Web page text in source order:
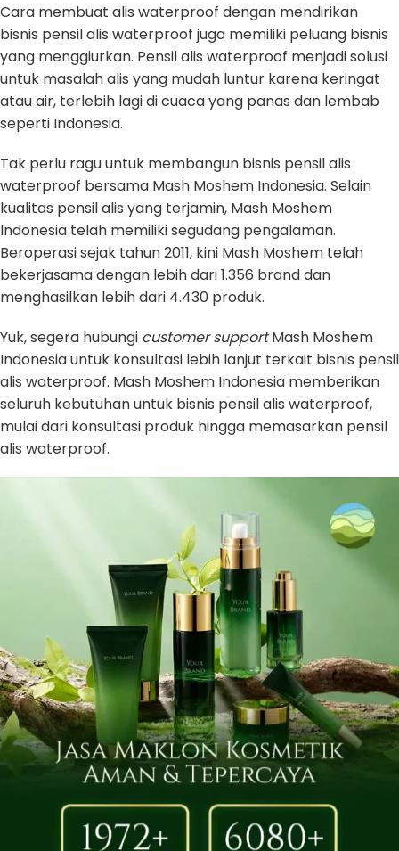
Cara membuat alis waterproof dengan mendirikan
bisnis pensil alis waterproof juga memiliki peluang bisnis
yang menggiurkan. Pensil alis waterproof menjadi solusi
untuk masalah alis yang mudah luntur karena keringat
atau air, terlebih lagi di cuaca yang panas dan lembab
seperti Indonesia.
Tak perlu ragu untuk membangun bisnis pensil alis
waterproof bersama Mash Moshem Indonesia. Selain
kualitas pensil alis yang terjamin, Mash Moshem
Indonesia telah memiliki segudang pengalaman.
Beroperasi sejak tahun 2011, kini Mash Moshem telah
bekerjasama dengan lebih dari 1.356 brand dan
menghasilkan lebih dari 4.430 produk.
Yuk, segera hubungi customer supportMash Moshem
Indonesia untuk konsultasi lebih lanjut terkait bisnis pensil
alis waterproof. Mash Moshem Indonesia memberikan
seluruh kebutuhan untuk bisnis pensil alis waterproof,
mulai dari konsultasi produk hingga memasarkan pensil
alis waterproof.